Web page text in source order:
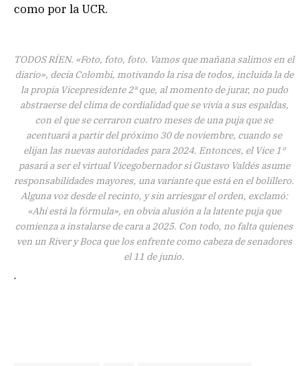
como por la UCR.
TODOS RÍEN. «Foto, foto, foto. Vamos que mañana salimos en el
diario», decía Colombi, motivando la risa de todos, incluida la de
la propia Vicepresidente 2ª que, al momento de jurar, no pudo
abstraerse del clima de cordialidad que se vivía a sus espaldas,
con el que se cerraron cuatro meses de una puja que se
acentuará a partir del próximo 30 de noviembre, cuando se
elijan las nuevas autoridades para 2024. Entonces, el Vice 1°
pasará a ser el virtual Vicegobernador si Gustavo Valdés asume
responsabilidades mayores, una variante que está en el bolillero.
Alguna voz desde el recinto, y sin arriesgar el orden, exclamó:
«Ahí está la fórmula», en obvia alusión a la latente puja que
comienza a instalarse de cara a 2025. Con todo, no falta quienes
ven un River y Boca que los enfrente como cabeza de senadores
el 11 de junio.
.